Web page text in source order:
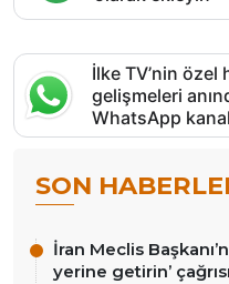
İlke TV’nin
gelişmeleri
WhatsApp
SON
İran Meclis
yerine getirin’ çağrısı